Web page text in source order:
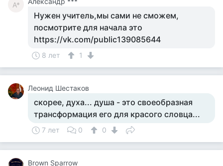
А*
Нужен учитель,мы сами не сможем,
посмотрите для начала это
https://vk.com/public139085644
8 лет 1
Леонид Шестаков
скорее, духа... душа - это своеобразная
трансформация его для красого словца...
7 лет 0 0
Brown Sparrow